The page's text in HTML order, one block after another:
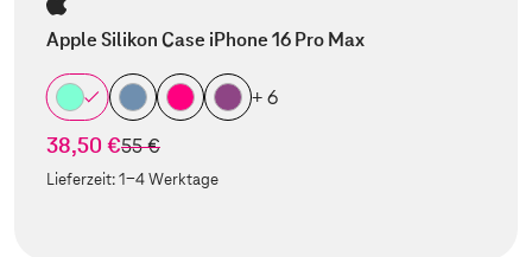
Apple Silikon Case iPhone 16 Pro Max
+ 6
38,50 €statt
55 €
Lieferzeit:1-4 Werktage